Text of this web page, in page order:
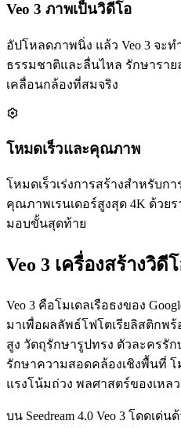
Veo 3 ภาพเป็นวิดีโอ
อัปโหลดภาพนิ่ง แล้ว Veo 3 จะท
ธรรมชาติและลื่นไหล รักษารา
เคลื่อนกล้องที่สมจริง
โหมดเร็วและคุณภาพ
โหมดเร็วเร่งการสร้างสำหรับก
คุณภาพเรนเดอร์สูงสุด 4K ด้วย
มอบขั้นสุดท้าย
Veo 3 เครื่องสร้างวิดี
Veo 3 คือโมเดลเรือธงของ
มาเพื่อผลลัพธ์โฟโตเรียลิสติกพ
สูง วัตถุรักษารูปทรง ตัวละคร
รักษาความสอดคล้องเชิงพื้นที่
แรงโน้มถ่วง พลศาสตร์ของเห
บน Seedream 4.0 Veo 3 โดดเด่